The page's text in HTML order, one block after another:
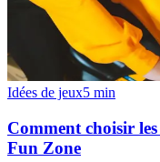
Idées de jeux5 min
Comment choisir
Fun Zone